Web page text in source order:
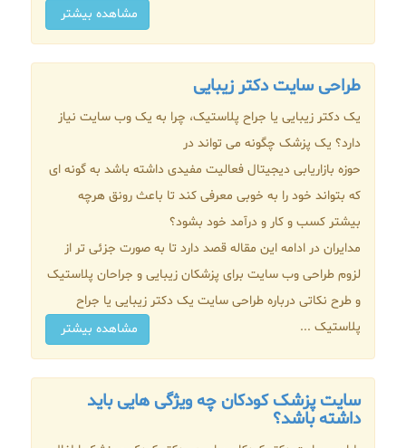
مشاهده بیشتر
طراحی سایت دکتر زیبایی
یک دکتر زیبایی یا جراح پلاستیک، چرا به یک وب سایت نیاز
دارد؟ یک پزشک چگونه می تواند در
حوزه بازاریابی دیجیتال فعالیت مفیدی داشته باشد به گونه ای
که بتواند خود را به خوبی معرفی کند تا باعث رونق هرچه
بیشتر کسب و کار و درآمد خود بشود؟
مدایران در ادامه این مقاله قصد دارد تا به صورت جزئی تر از
لزوم طراحی وب سایت برای پزشکان زیبایی و جراحان پلاستیک
و طرح نکاتی درباره طراحی سایت یک دکتر زیبایی یا جراح
پلاستیک ...
مشاهده بیشتر
سایت پزشک کودکان چه ویژگی هایی باید
داشته باشد؟